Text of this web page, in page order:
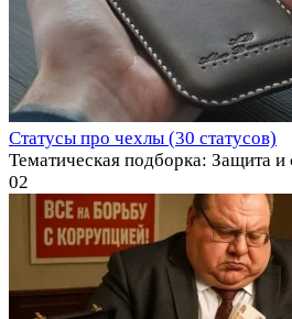
Статусы про чехлы (30 статусов)
Тематическая подборка: Защита
02